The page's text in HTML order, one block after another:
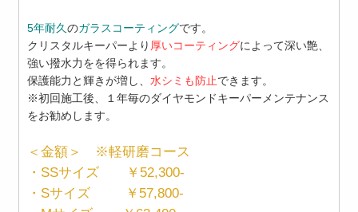
5年耐久のガラスコーティングです。
クリスタルキーパーより 厚いコーティングによって深い艶、
強い撥水力をを得られます。
保護能力と輝きが増し、水シミも防止できます。
※初回施工後、１年毎のダイヤモンドキーパーメンテナンス
をお勧めします。
＜金額＞ ※軽研磨コース
・SSサイズ ￥52,300-
・Sサイズ ￥57,800-